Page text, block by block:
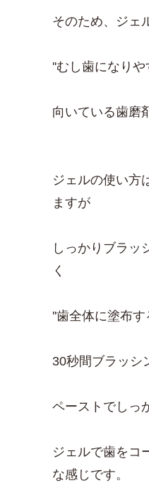
そのため、ジェ
''むし歯になりや
向いている歯磨
ジェルの使い方
ますが
しっかりブラッ
く
''歯全体に塗布
30秒間ブラッシ
ペーストでしっ
ジェルで歯をコ
な感じです。